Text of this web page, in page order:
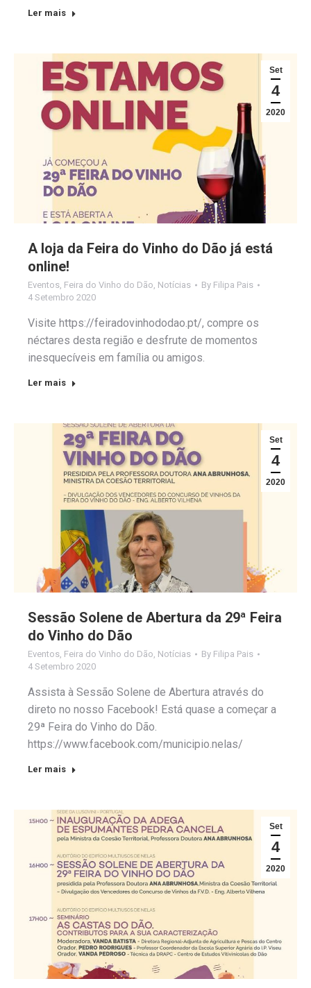
Ler mais
Set
4
2020
A loja da Feira do Vinho do Dão já está
online!
Eventos Feira do Vinho do Dão Notícias By Filipa Pais
4 Setembro 2020
Visite https://feiradovinhododao.pt/, compre os
néctares desta região e desfrute de momentos
inesquecíveis em família ou amigos.
Ler mais
Set
4
2020
Sessão Solene de Abertura da 29ª Feira
do Vinho do Dão
Eventos Feira do Vinho do Dão Notícias By Filipa Pais
4 Setembro 2020
Assista à Sessão Solene de Abertura através do
direto no nosso Facebook! Está quase a começar a
29ª Feira do Vinho do Dão.
https://www.facebook.com/municipio.nelas/
Ler mais
Set
4
2020